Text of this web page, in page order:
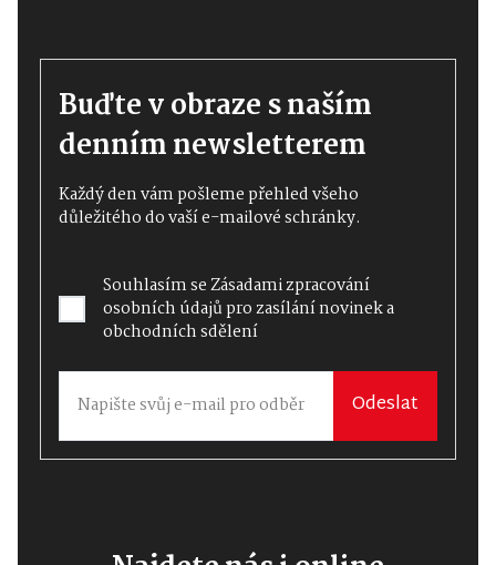
Buďte v obraze s naším
denním newsletterem
Každý den vám pošleme přehled všeho
důležitého do vaší e-mailové schránky.
Souhlasím seZásadami zpracování
osobních údajůpro zasílání novinek a
obchodních sdělení
Odeslat